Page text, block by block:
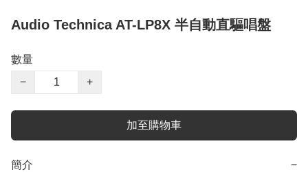
Audio Technica AT-LP8X 半自動直驅唱盤
數量
−
+
加至購物車
簡介 −